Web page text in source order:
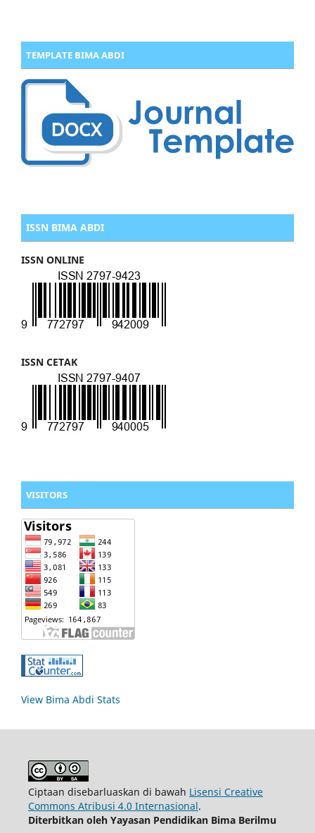
TEMPLATE BIMA ABDI
ISSN BIMA ABDI
ISSN ONLINE
ISSN CETAK
VISITORS
View Bima Abdi Stats
Ciptaan disebarluaskan di bawah Lisensi Creative
Commons Atribusi 4.0 Internasional.
Diterbitkan oleh Yayasan Pendidikan Bima Berilmu